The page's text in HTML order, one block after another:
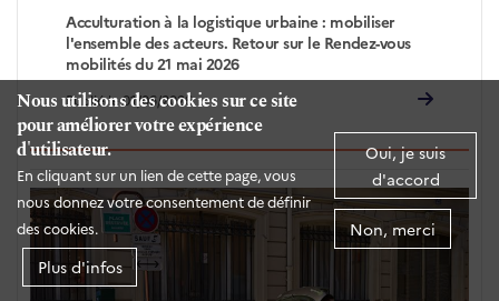
Nous utilisons des cookies sur ce site
pour améliorer votre expérience
d'utilisateur.
En cliquant sur un lien de cette page, vous
nous donnez votre consentement de définir
des cookies.
Plus d'infos
Oui, je suis
d'accord
Non, merci
Acculturation à la logistique urbaine : mobiliser
l'ensemble des acteurs. Retour sur le Rendez-vous
mobilités du 21 mai 2026
Publié le 01/06/2026